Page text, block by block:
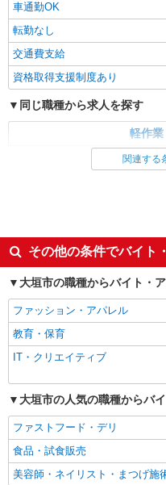
車通勤OK
転勤なし
交通費支給
資格取得支援制度あり
同じ職種から求人を探す
軽作
入出庫・商品管理・検品・検
交通費支給
関連する
その他の条件でバイト
大垣市の職種からバイト・
ファッション・アパレル
教育・保育
IT・クリエイティブ
大垣市の人気の職種からバ
ファストフード・デリ
食品・試食販売
美容師・ネイリスト・まつげ施